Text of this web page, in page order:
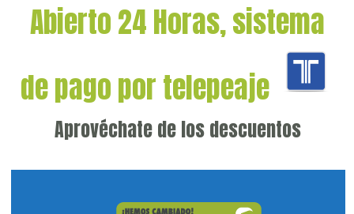
Abierto 24 Horas, sistema
de pago por telepeaje
Aprovéchate de los descuentos